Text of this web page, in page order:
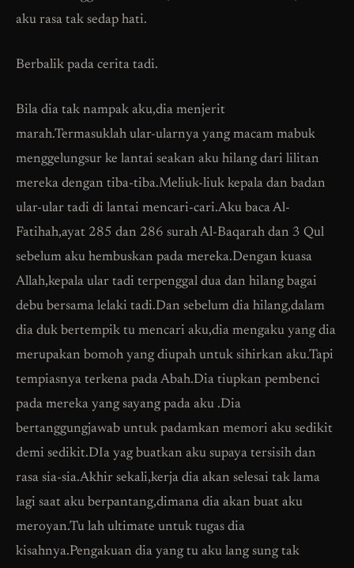
aku rasa tak sedap hati.
Berbalik pada cerita tadi.
Bila dia tak nampak aku,dia menjerit
marah.Termasuklah ular-ularnya yang macam mabuk
menggelungsur ke lantai seakan aku hilang dari lilitan
mereka dengan tiba-tiba.Meliuk-liuk kepala dan badan
ular-ular tadi di lantai mencari-cari.Aku baca Al-
Fatihah,ayat 285 dan 286 surah Al-Baqarah dan 3 Qul
sebelum aku hembuskan pada mereka.Dengan kuasa
Allah,kepala ular tadi terpenggal dua dan hilang bagai
debu bersama lelaki tadi.Dan sebelum dia hilang,dalam
dia duk bertempik tu mencari aku,dia mengaku yang dia
merupakan bomoh yang diupah untuk sihirkan aku.Tapi
tempiasnya terkena pada Abah.Dia tiupkan pembenci
pada mereka yang sayang pada aku .Dia
bertanggungjawab untuk padamkan memori aku sedikit
demi sedikit.DIa yag buatkan aku supaya tersisih dan
rasa sia-sia.Akhir sekali,kerja dia akan selesai tak lama
lagi saat aku berpantang,dimana dia akan buat aku
meroyan.Tu lah ultimate untuk tugas dia
kisahnya.Pengakuan dia yang tu aku lang sung tak